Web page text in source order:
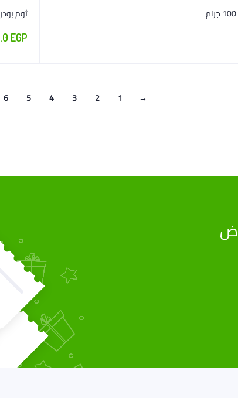
ثوم بودرة –
EGP
→
1
2
3
4
5
6